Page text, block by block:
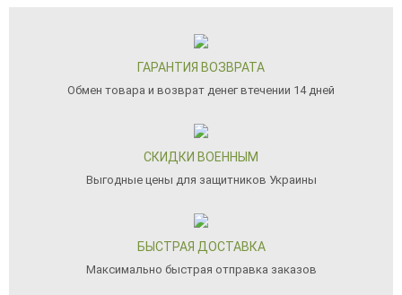
ГАРАНТИЯ ВОЗВРАТА
Обмен товара и возврат денег втечении 14 дней
СКИДКИ ВОЕННЫМ
Выгодные цены для защитников Украины
БЫСТРАЯ ДОСТАВКА
Максимально быстрая отправка заказов